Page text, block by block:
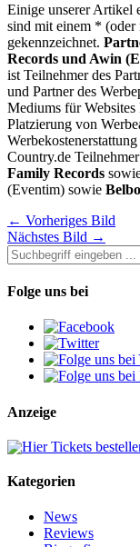
Einige unserer Artikel
sind mit einem * (oder
gekennzeichnet.
Records und Awin
ist Teilnehmer des
und Partner des
Mediums für
Platzierung von
Country.de
Family Records
(Eventim) sowie
← Vorheriges Bild
Nächstes Bild →
Suchen
Folge uns bei
Anzeige
Kategorien
News
Reviews